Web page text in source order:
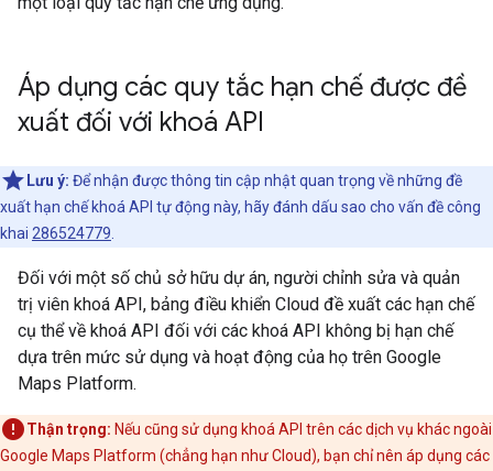
Áp dụng các quy tắc hạn chế được đề
xuất đối với khoá API
Lưu ý: Để nhận được thông tin cập nhật quan trọng về những đề
xuất hạn chế khoá API tự động này, hãy đánh dấu sao cho vấn đề công
khai 286524779
Đối với một số chủ sở hữu dự án, người chỉnh sửa và quản
trị viên khoá API, bảng điều khiển Cloud đề xuất các hạn chế
cụ thể về khoá API đối với các khoá API không bị hạn chế
dựa trên mức sử dụng và hoạt động của họ trên Google
Maps Platform.
Thận trọng: Nếu cũng sử dụng khoá API trên các dịch vụ khác ngoài
Google Maps Platform (chẳng hạn như Cloud), bạn chỉ nên áp dụng các